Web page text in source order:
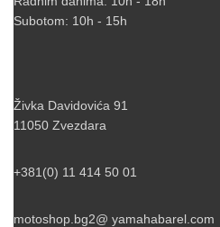
Subotom: 10h - 15h
Živka Davidovića 91
11050 Zvezdara
+381(0) 11 414 50 01
motoshop.bg2@ yamahabarel.com